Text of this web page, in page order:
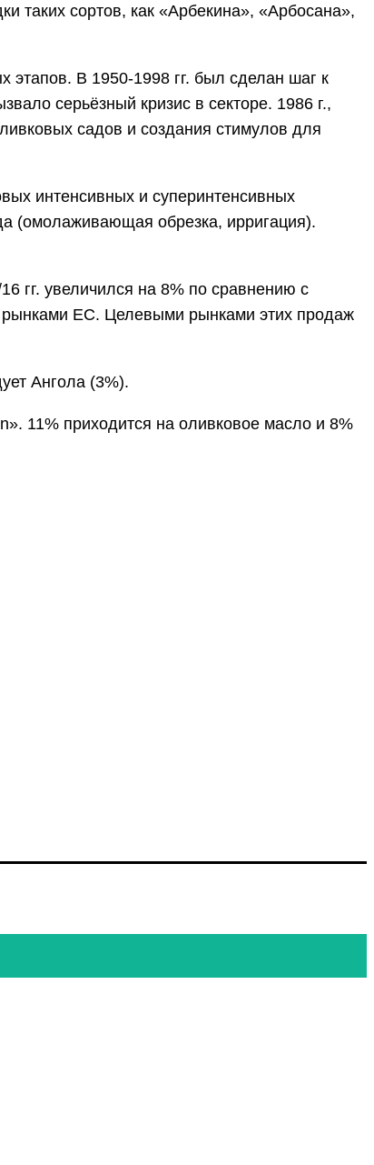
таких сортов, как «Арбекина», «Арбосана»,
этапов. В 1950-1998 гг. был сделан шаг к
серьёзный кризис в секторе. 1986 г.,
садов и создания стимулов для
интенсивных и суперинтенсивных
(омолаживающая обрезка, ирригация).
гг. увеличился на 8% по сравнению с
ЕС. Целевыми рынками этих продаж
Ангола (3%).
11% приходится на оливковое масло и 8%